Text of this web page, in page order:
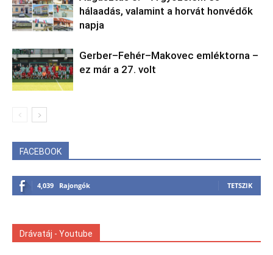
hálaadás, valamint a horvát honvédők
napja
Gerber–Fehér–Makovec emléktorna –
ez már a 27. volt
FACEBOOK
4,039 Rajongók TETSZIK
Drávatáj - Youtube